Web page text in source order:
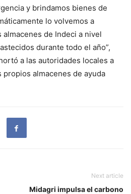
y brindamos bienes de
lo volvemos a
de Indeci a nivel
durante todo el año”,
a las autoridades locales a
almacenes de ayuda
Next article
Midagri impulsa el carbono